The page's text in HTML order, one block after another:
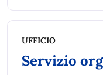
UFFICIO
Servizio